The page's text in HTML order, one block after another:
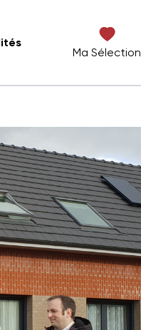
Ma Sélection